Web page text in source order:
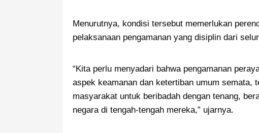
Menurutnya, kondisi tersebut memerlukan
pelaksanaan pengamanan yang disiplin dari
“Kita perlu menyadari bahwa pengamanan
aspek keamanan dan ketertiban umum semata,
masyarakat untuk beribadah dengan tenang,
negara di tengah-tengah mereka,” ujarnya.